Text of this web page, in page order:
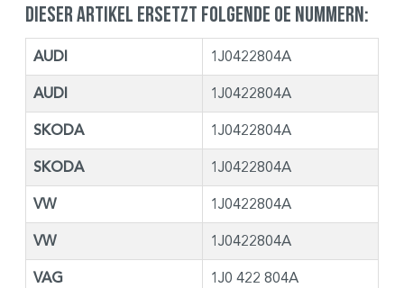
Dieser Artikel ersetzt folgende OE Nummern:
AUDI 1J0422804A
AUDI 1J0422804A
SKODA 1J0422804A
SKODA 1J0422804A
VW 1J0422804A
VW 1J0422804A
VAG 1J0 422 804A